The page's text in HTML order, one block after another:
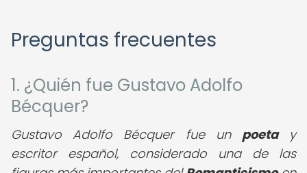
Preguntas frecuentes
1. ¿Quién fue Gustavo Adolfo
Bécquer?
Gustavo Adolfo Bécquer fue un poetay
escritor español, considerado una de las